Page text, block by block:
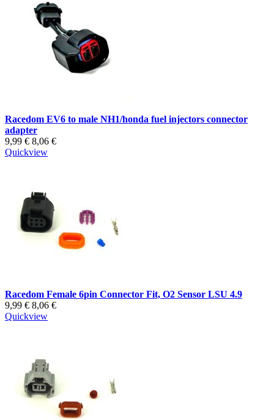
Racedom EV6 to male NH1/honda fuel injectors connector
adapter
9,99 € 8,06 €
Quickview
Racedom Female 6pin Connector Fit, O2 Sensor LSU 4.9
9,99 € 8,06 €
Quickview